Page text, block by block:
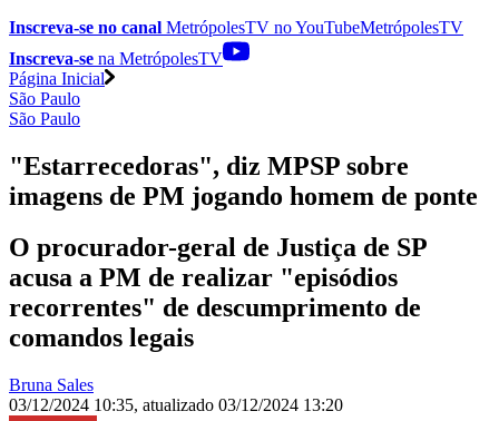
Inscreva-se no canal MetrópolesTV noYouTubeMetrópolesTV
Inscreva-se na MetrópolesTV
Página Inicial
São Paulo
São Paulo
"Estarrecedoras", diz MPSP sobre
imagens de PM jogando homem de ponte
O procurador-geral de Justiça de SP
acusa a PM de realizar "episódios
recorrentes" de descumprimento de
comandos legais
Bruna Sales
03/12/2024 10:35, atualizado 03/12/2024 13:20